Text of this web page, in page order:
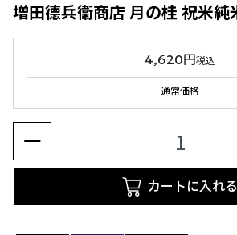
4,620円税込
通常価格
カートに入れる